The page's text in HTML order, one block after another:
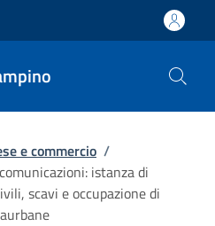
e commercio /
istanza di
scavi e occupazione di